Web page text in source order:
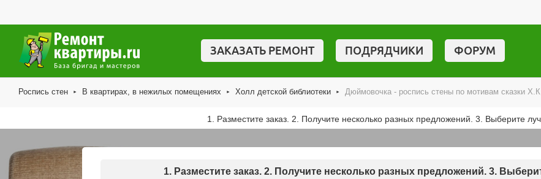
ЗАКАЗАТЬ РЕМОНТ ПОДРЯДЧИКИ ФОРУМ
Роспись стен ► В квартирах, в нежилых помещениях ► Холл детской библиотеки ► Дюймовочка - роспись стены по мотивам сказки
1. Разместите заказ. 2. Получите несколько разных предложений. 3. Выберите
1. Разместите заказ. 2. Получите несколько разных предложений. 3.